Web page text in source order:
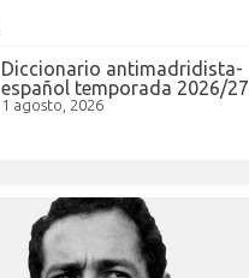
Diccionario antimadridista-
español temporada 2026/27
1 agosto, 2026